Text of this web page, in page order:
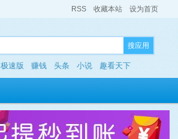
RSS 收藏本站 设为首页
搜应用
极速版 赚钱 头条 小说 趣看天下